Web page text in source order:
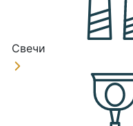
Свечи